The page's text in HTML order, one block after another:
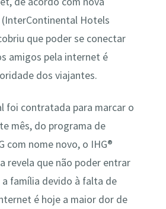
(InterContinental Hotels
que poder se conectar
amigos pela internet é
dos viajantes.
foi contratada para marcar o
mês, do programa de
com nome novo, o IHG®
revela que não poder entrar
família devido à falta de
é hoje a maior dor de